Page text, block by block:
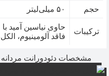
حجم ۵۰ میلی‌لیتر
ترکیبات
حاوی نیاسین آمید
فاقد آلومینیوم،
مشخصات دئودورانت